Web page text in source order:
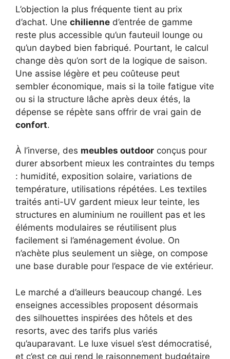
L’objection la plus fréquente tient au prix
d’achat. Une chilienne d’entrée de gamme
reste plus accessible qu’un fauteuil lounge ou
qu’un daybed bien fabriqué. Pourtant, le calcul
change dès qu’on sort de la logique de saison.
Une assise légère et peu coûteuse peut
sembler économique, mais si la toile fatigue vite
ou si la structure lâche après deux étés, la
dépense se répète sans offrir de vrai gain de
confort.
À l’inverse, des meubles outdoor conçus pour
durer absorbent mieux les contraintes du temps
: humidité, exposition solaire, variations de
température, utilisations répétées. Les textiles
traités anti-UV gardent mieux leur teinte, les
structures en aluminium ne rouillent pas et les
éléments modulaires se réutilisent plus
facilement si l’aménagement évolue. On
n’achète plus seulement un siège, on compose
une base durable pour l’espace de vie extérieur.
Le marché a d’ailleurs beaucoup changé. Les
enseignes accessibles proposent désormais
des silhouettes inspirées des hôtels et des
resorts, avec des tarifs plus variés
qu’auparavant. Le luxe visuel s’est démocratisé,
et c’est ce qui rend le raisonnement budgétaire